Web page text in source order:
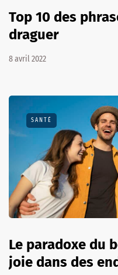
Top 10 des
draguer
8 avril 2022
SANTÉ
Le paradoxe du
joie dans des